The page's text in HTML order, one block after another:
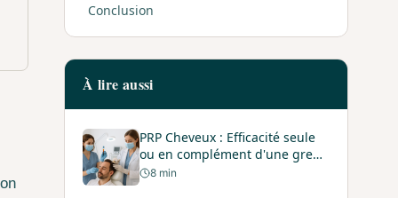
Conclusion
À lire aussi
PRP Cheveux : Efficacité seule
ou en complément d'une greffe
capillaire
8 min